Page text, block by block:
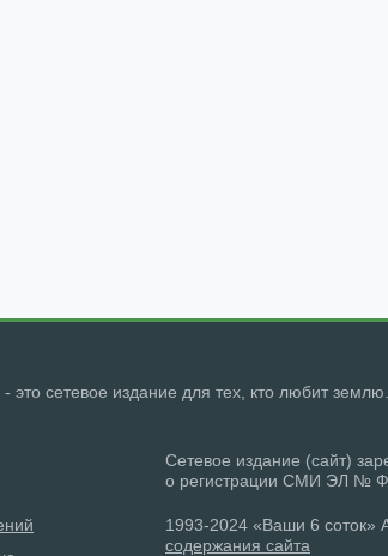
это сетевое издание для тех, кто любит землю.
Сетевое издание (сайт)
о регистрации СМИ ЭЛ №
1993-2024 «Ваши 6 соток»
содержания сайта